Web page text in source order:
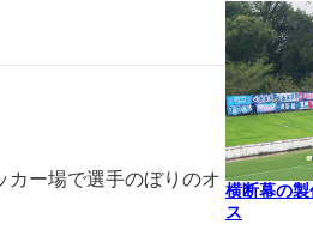
カー場で選手のぼりのオ
ブ
横断幕の
ス